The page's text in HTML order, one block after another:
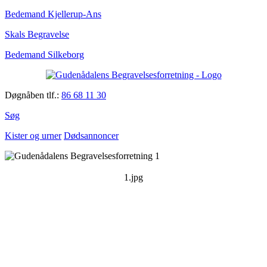
Bedemand Kjellerup-Ans
Skals Begravelse
Bedemand Silkeborg
Døgnåben tlf.: 86 68 11 30
Søg
Kister og urner Dødsannoncer
1.jpg